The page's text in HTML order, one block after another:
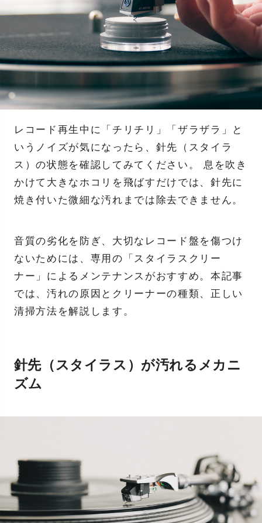
レコード再生中に「チリチリ」「ザラザラ」と
いうノイズが気になったら、針先（スタイラ
ス）の状態を確認してみてください。 息を吹き
かけて大きなホコリを飛ばすだけでは、針先に
焼き付いた微細な汚れまでは除去できません。
音質の劣化を防ぎ、大切なレコード盤を傷つけ
ないためには、専用の「スタイラスクリー
ナー」によるメンテナンスがおすすめ。本記事
では、汚れの原因とクリーナーの種類、正しい
清掃方法を解説します。
針先（スタイラス）が汚れるメカニ
ズム